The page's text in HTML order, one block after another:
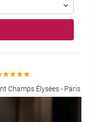
Champs Élysées - Paris